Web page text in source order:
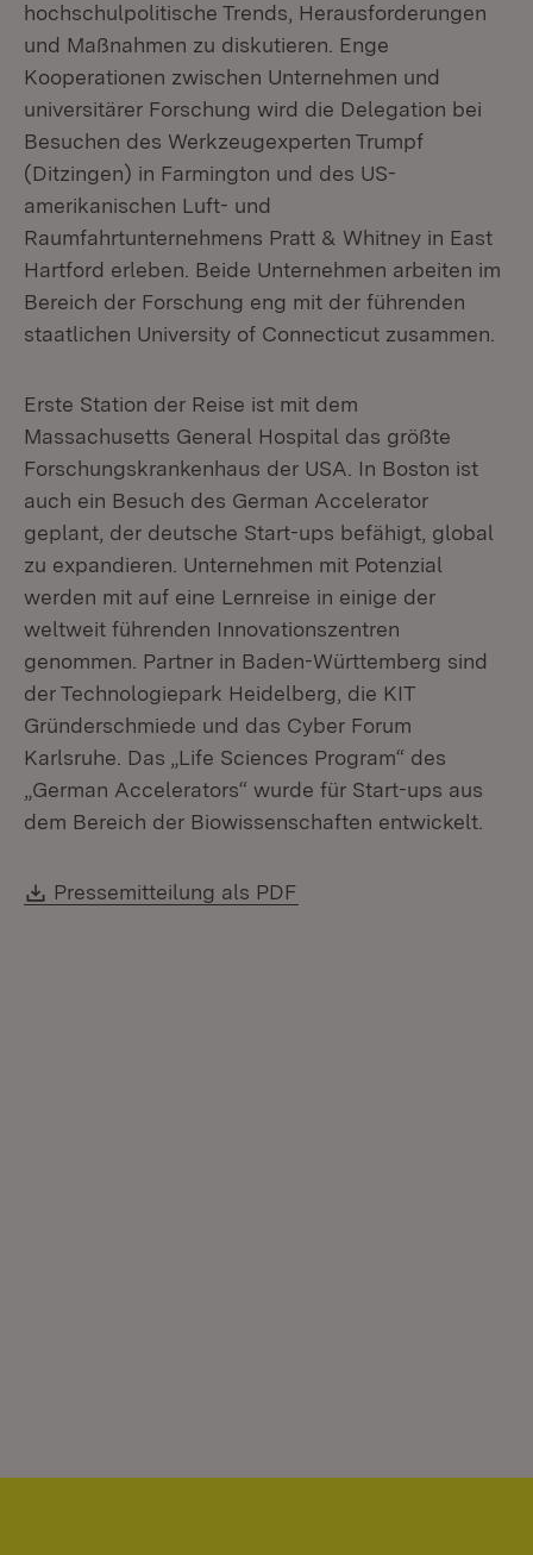
hochschulpolitische Trends, Herausforderungen
und Maßnahmen zu diskutieren. Enge
Kooperationen zwischen Unternehmen und
universitärer Forschung wird die Delegation bei
Besuchen des Werkzeugexperten Trumpf
(Ditzingen) in Farmington und des US-
amerikanischen Luft- und
Raumfahrtunternehmens Pratt & Whitney in East
Hartford erleben. Beide Unternehmen arbeiten im
Bereich der Forschung eng mit der führenden
staatlichen University of Connecticut zusammen.
Erste Station der Reise ist mit dem
Massachusetts General Hospital das größte
Forschungskrankenhaus der USA. In Boston ist
auch ein Besuch des German Accelerator
geplant, der deutsche Start-ups befähigt, global
zu expandieren. Unternehmen mit Potenzial
werden mit auf eine Lernreise in einige der
weltweit führenden Innovationszentren
genommen. Partner in Baden-Württemberg sind
der Technologiepark Heidelberg, die KIT
Gründerschmiede und das Cyber Forum
Karlsruhe. Das „Life Sciences Program“ des
„German Accelerators“ wurde für Start-ups aus
dem Bereich der Biowissenschaften entwickelt.
Download:
Pressemitteilung als PDF